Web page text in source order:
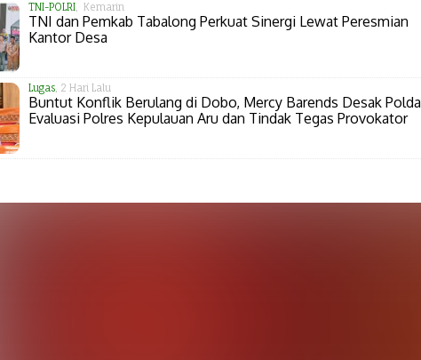
TNI-POLRI, Kemarin
TNI dan Pemkab Tabalong Perkuat Sinergi Lewat Peresmian
Kantor Desa
Lugas, 2 Hari Lalu
Buntut Konflik Berulang di Dobo, Mercy Barends Desak Polda
Evaluasi Polres Kepulauan Aru dan Tindak Tegas Provokator